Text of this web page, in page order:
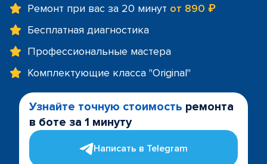
Ремонт при вас за 20 минут от 890 ₽
Бесплатная диагностика
Профессиональные мастера
Комплектующие класса "Original"
Узнайте точную стоимость ремонта
в боте за 1 минуту
Написать в Telegram